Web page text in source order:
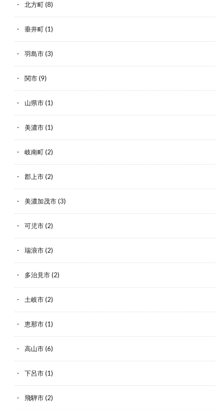
北方町(8)
垂井町(1)
羽島市(3)
関市(9)
山県市(1)
美濃市(1)
岐南町(2)
郡上市(2)
美濃加茂市(3)
可児市(2)
瑞浪市(2)
多治見市(2)
土岐市(2)
恵那市(1)
高山市(6)
下呂市(1)
飛騨市(2)